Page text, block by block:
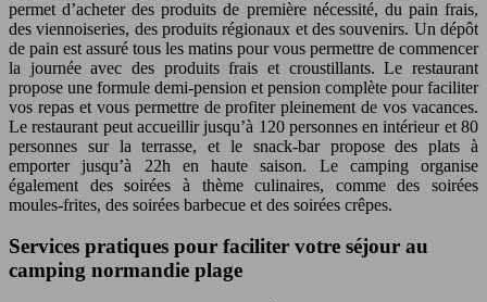
permet d’acheter des produits de première nécessité, du pain frais,
des viennoiseries, des produits régionaux et des souvenirs. Un dépôt
de pain est assuré tous les matins pour vous permettre de commencer
la journée avec des produits frais et croustillants. Le restaurant
propose une formule demi-pension et pension complète pour faciliter
vos repas et vous permettre de profiter pleinement de vos vacances.
Le restaurant peut accueillir jusqu’à 120 personnes en intérieur et 80
personnes sur la terrasse, et le snack-bar propose des plats à
emporter jusqu’à 22h en haute saison. Le camping organise
également des soirées à thème culinaires, comme des soirées
moules-frites, des soirées barbecue et des soirées crêpes.
Services pratiques pour faciliter votre séjour au
camping normandie plage